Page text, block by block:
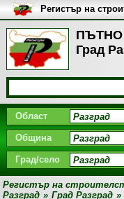
ПЪТНО
Град
Регистър на
България
Област
Община
Град/село
Регистър на
Разград » Град Разград »